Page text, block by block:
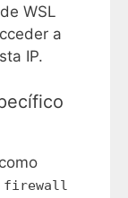
WSL
a
IP.
firewall